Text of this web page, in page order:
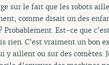
sur le fait que les robots
comme disait un des
Probablement. Est-ce que
rien. C’est vraiment un
y aillent ou sur des comètes.